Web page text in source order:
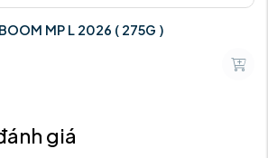
MP L 2026 ( 275G )
giá